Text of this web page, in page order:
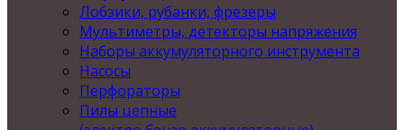
Лобзики, рубанки, фрезеры
Мультиметры, детекторы напряжения
Наборы аккумуляторного инструмента
Насосы
Перфораторы
Пилы цепные